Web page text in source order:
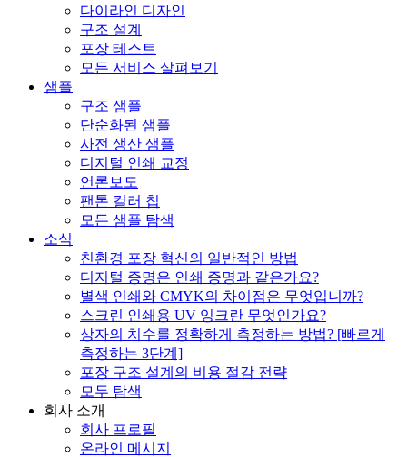
다이라인 디자인
구조 설계
포장 테스트
모든 서비스 살펴보기
샘플
구조 샘플
단순화된 샘플
사전 생산 샘플
디지털 인쇄 교정
언론보도
팬톤 컬러 칩
모든 샘플 탐색
소식
친환경 포장 혁신의 일반적인 방법
디지털 증명은 인쇄 증명과 같은가요?
별색 인쇄와 CMYK의 차이점은 무엇입니까?
스크린 인쇄용 UV 잉크란 무엇인가요?
상자의 치수를 정확하게 측정하는 방법? [빠르게
측정하는 3단계]
포장 구조 설계의 비용 절감 전략
모두 탐색
회사 소개
회사 프로필
온라인 메시지